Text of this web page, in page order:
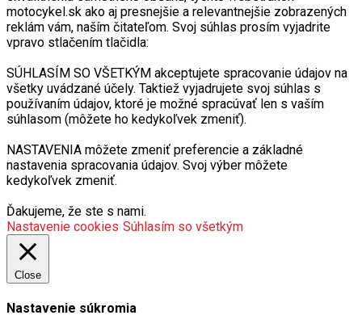
motocykel.sk ako aj presnejšie a relevantnejšie zobrazených
reklám vám, naším čitateľom. Svoj súhlas prosím vyjadrite
vpravo stlačením tlačidla:
SÚHLASÍM SO VŠETKÝM akceptujete spracovanie údajov na
všetky uvádzané účely. Taktiež vyjadrujete svoj súhlas s
používaním údajov, ktoré je možné spracúvať len s vaším
súhlasom (môžete ho kedykoľvek zmeniť).
NASTAVENIA môžete zmeniť preferencie a základné
nastavenia spracovania údajov. Svoj výber môžete
kedykoľvek zmeniť.
Ďakujeme, že ste s nami.
Nastavenie cookies Súhlasím so všetkým
Close
Nastavenie súkromia